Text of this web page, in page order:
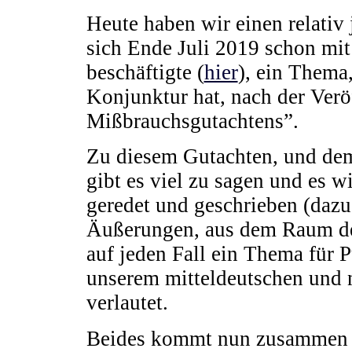
Heute haben wir einen
sich Ende Juli 2019 schon
beschäftigte (hier), ein
Konjunktur hat, nach der
Mißbrauchsgutachtens”.
Zu diesem Gutachten, und
gibt es viel zu sagen und es
geredet und geschrieben
Äußerungen, aus dem Raum
auf jeden Fall ein Thema für
unserem mitteldeutschen
verlautet.
Beides kommt nun